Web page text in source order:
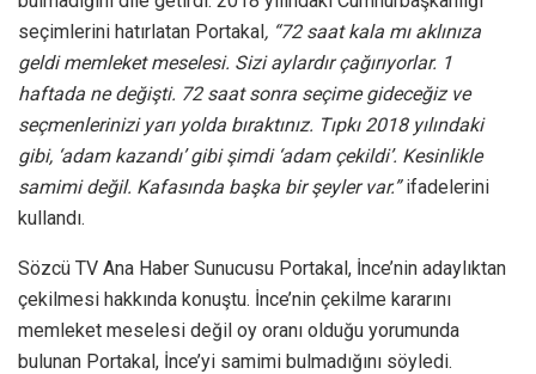
seçimlerini hatırlatan Portakal, “72 saat kala mı aklınıza
geldi memleket meselesi. Sizi aylardır çağırıyorlar. 1
haftada ne değişti. 72 saat sonra seçime gideceğiz ve
seçmenlerinizi yarı yolda bıraktınız. Tıpkı 2018 yılındaki
gibi, ‘adam kazandı’ gibi şimdi ‘adam çekildi’. Kesinlikle
samimi değil. Kafasında başka bir şeyler var.”ifadelerini
kullandı.
Sözcü TV Ana Haber Sunucusu Portakal, İnce’nin adaylıktan
çekilmesi hakkında konuştu. İnce’nin çekilme kararını
memleket meselesi değil oy oranı olduğu yorumunda
bulunan Portakal, İnce’yi samimi bulmadığını söyledi.